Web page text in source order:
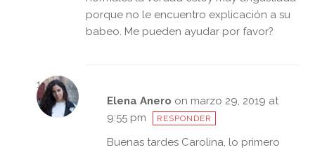
porque no le encuentro explicación a su
babeo. Me pueden ayudar por favor?
Elena Anero on marzo 29, 2019 at
9:55 pm
RESPONDER
Buenas tardes Carolina, lo primero